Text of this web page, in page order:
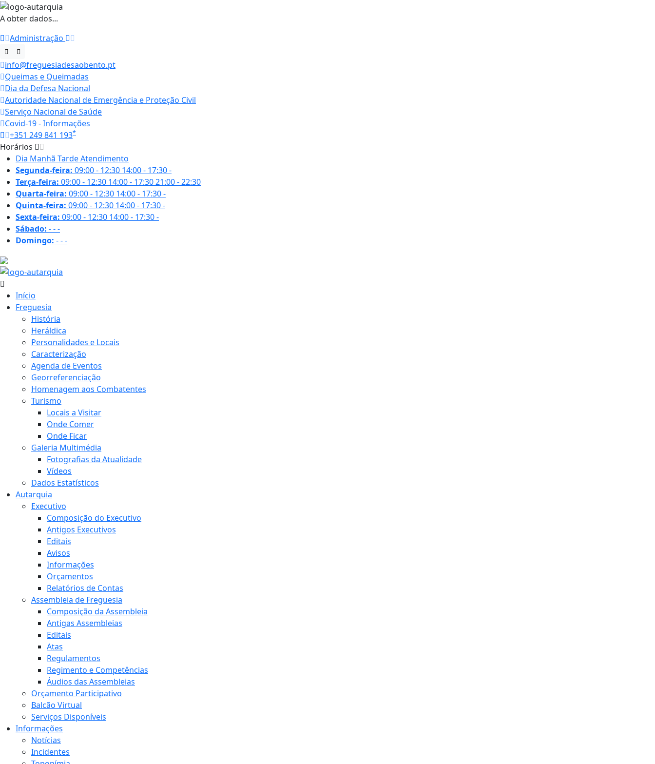
A obter dados...
Administração
info@freguesiadesaobento.pt
Queimas e Queimadas
Dia da Defesa Nacional
Autoridade Nacional de Emergência e Proteção Civil
Serviço Nacional de Saúde
Covid-19 - Informações
+351 249 841 193*
Horários
Dia Manhã TardeAtendimento
Segunda-feira: 09:00 - 12:30 14:00 - 17:30-
Terça-feira: 09:00 - 12:30 14:00 - 17:3021:00 - 22:30
Quarta-feira: 09:00 - 12:30 14:00 - 17:30-
Quinta-feira: 09:00 - 12:30 14:00 - 17:30-
Sexta-feira: 09:00 - 12:30 14:00 - 17:30-
Sábado: ---
Domingo: ---
Início
Freguesia
História
Heráldica
Personalidades e Locais
Caracterização
Agenda de Eventos
Georreferenciação
Homenagem aos Combatentes
Turismo
Locais a Visitar
Onde Comer
Onde Ficar
Galeria Multimédia
Fotografias da Atualidade
Vídeos
Dados Estatísticos
Autarquia
Executivo
Composição do Executivo
Antigos Executivos
Editais
Avisos
Informações
Orçamentos
Relatórios de Contas
Assembleia de Freguesia
Composição da Assembleia
Antigas Assembleias
Editais
Atas
Regulamentos
Regimento e Competências
Áudios das Assembleias
Orçamento Participativo
Balcão Virtual
Serviços Disponíveis
Informações
Notícias
Incidentes